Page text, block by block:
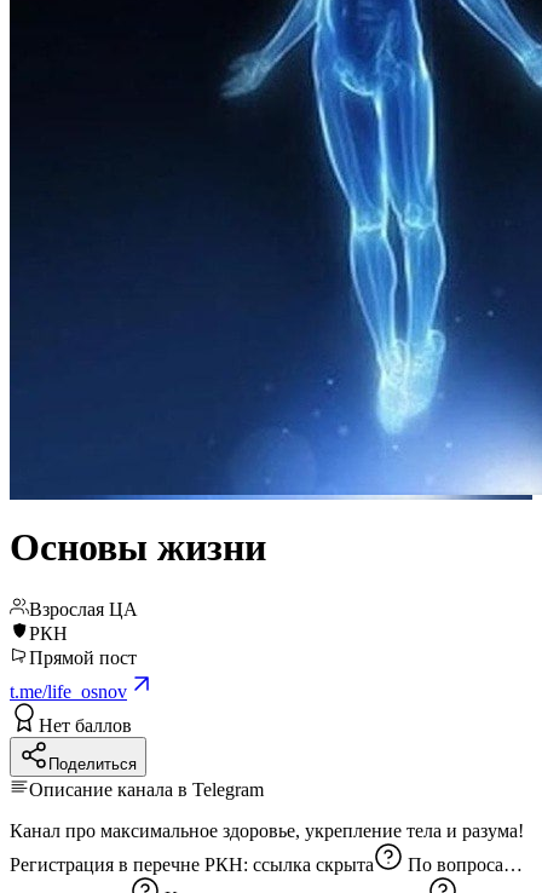
Основы жизни
Взрослая ЦА
РКН
Прямой пост
t.me/life_osnov
Нет баллов
Поделиться
Описание канала в Telegram
Канал про максимальное здоровье, укрепление тела и разума!
Регистрация в перечне РКН: ссылка скрыта
По вопросам: